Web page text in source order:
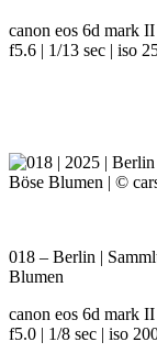
canon eos 6d mark
f5.6 | 1/13 sec | iso
018 – Berlin |
Blumen
canon eos 6d mark
f5.0 | 1/8 sec | iso